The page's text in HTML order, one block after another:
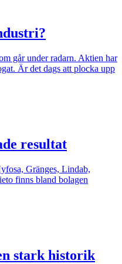
går under radarn. Aktien har
Är det dags att plocka upp
resultat
Gränges, Lindab,
finns bland bolagen
stark historik